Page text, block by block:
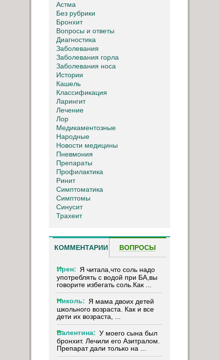
Астма
Без рубрики
Бронхит
Вопросы и ответы
Диагностика
Заболевания
Заболевания горла
Заболевания носа
Истории
Кашель
Классификация
Ларингит
Лечение
Лор
Медикаментозные
Народные
Новости медицины
Пневмония
Препараты
Профилактика
Ринит
Симптоматика
Симптомы
Синусит
Трахеит
КОММЕНТАРИИ ВОПРОСЫ
Ирен: Я читала,что соль надо
употреблять с водой при БА,вы
говорите избегать соль.Как ...
Николь: Я мама двоих детей
школьного возраста. Как и все
дети их возраста, ...
Валентина: У моего сына был
бронхит. Лечили его Азитралом.
Препарат дали только на ...